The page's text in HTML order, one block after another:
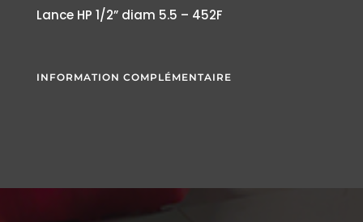
Lance HP 1/2” diam 5.5 – 452F
INFORMATION COMPLÉMENTAIRE